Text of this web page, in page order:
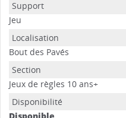
Jeu
Bout des Pavés
Jeux de règles 10 ans+